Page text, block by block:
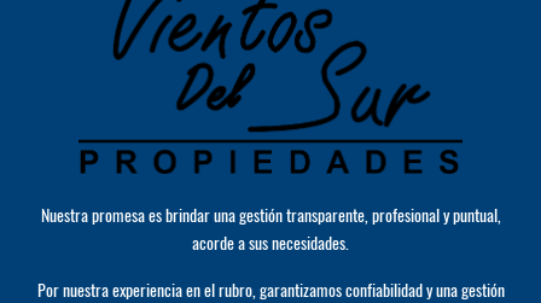
Nuestra promesa es brindar una gestión transparente, profesional y puntual,
acorde a sus necesidades.
Por nuestra experiencia en el rubro, garantizamos confiabilidad y una gestión